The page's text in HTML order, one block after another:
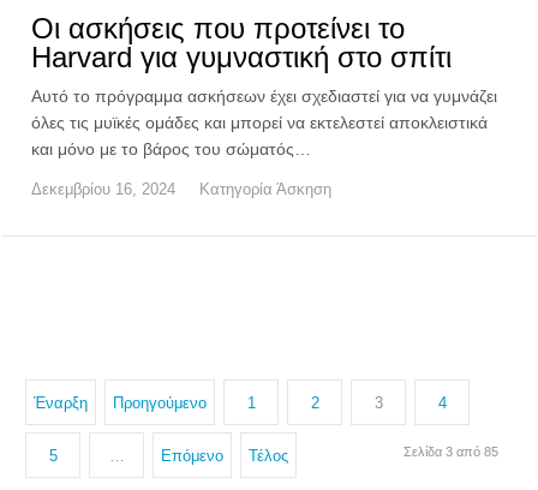
Οι ασκήσεις που προτείνει το
Harvard για γυμναστική στο σπίτι
Αυτό το πρόγραμμα ασκήσεων έχει σχεδιαστεί για να γυμνάζει
όλες τις μυϊκές ομάδες και μπορεί να εκτελεστεί αποκλειστικά
και μόνο με το βάρος του σώματός…
Δεκεμβρίου 16, 2024 Κατηγορία Άσκηση
Έναρξη Προηγούμενο 1 2 3 4
5 … Επόμενο Τέλος Σελίδα 3 από 85